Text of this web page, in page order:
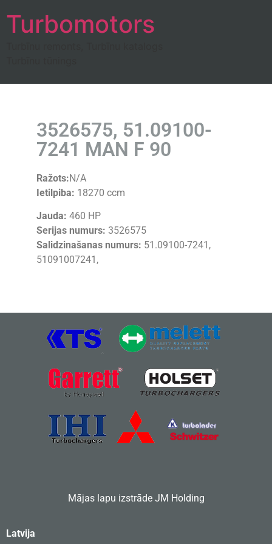
Turbomotors
3526575, 51.09100-
7241 MAN F 90
Ražots:N/A
Ietilpiba: 18270 ccm
Jauda: 460 HP
Serijas numurs: 3526575
Salidzinašanas numurs: 51.09100-7241,
51091007241,
Mājas lapu izstrādeJM Holding
Latvija